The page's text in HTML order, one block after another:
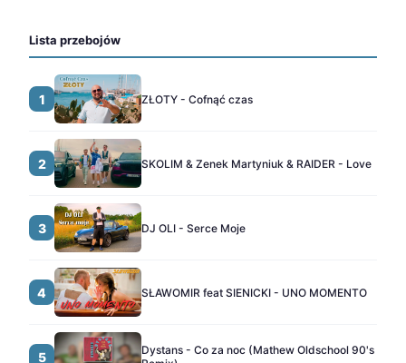
Lista przebojów
1 ZŁOTY - Cofnąć czas
2 SKOLIM & Zenek Martyniuk & RAIDER - Love
3 DJ OLI - Serce Moje
4 SŁAWOMIR feat SIENICKI - UNO MOMENTO
5
Dystans - Co za noc (Mathew Oldschool 90's